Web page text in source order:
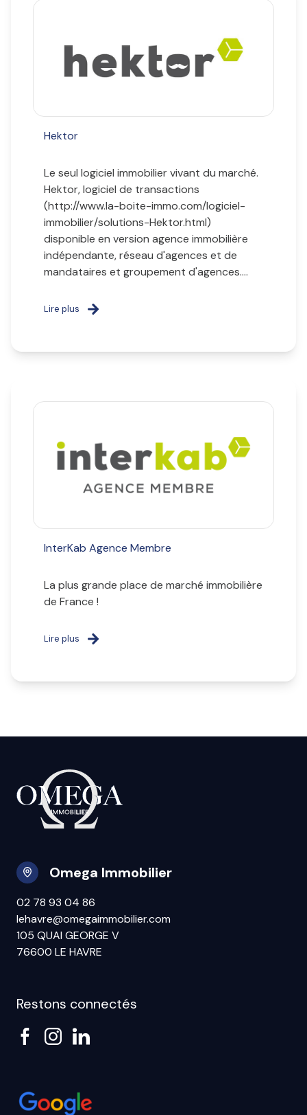
Hektor
Le seul logiciel immobilier vivant du marché.
Hektor, logiciel de transactions
(http://www.la-boite-immo.com/logiciel-
immobilier/solutions-Hektor.html)
disponible en version agence immobilière
indépendante, réseau d'agences et de
mandataires et groupement d'agences....
Lire plus
InterKab Agence Membre
La plus grande place de marché immobilière
de France !
Lire plus
Omega Immobilier
02 78 93 04 86
lehavre@omegaimmobilier.com
105 QUAI GEORGE V
76600 LE HAVRE
Restons connectés